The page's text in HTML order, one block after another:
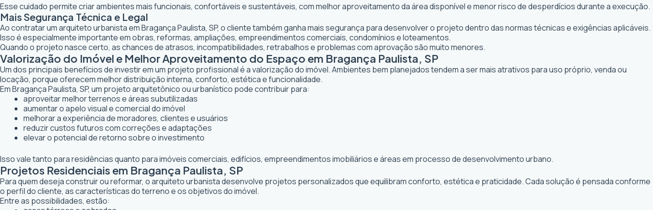
Esse cuidado permite criar ambientes mais funcionais, confortáveis e sustentáveis, com melhor aproveitamento da área disponível e menor risco de desperdícios durante a execução.
Mais Segurança Técnica e Legal
Ao contratar um arquiteto urbanista em Bragança Paulista, SP, o cliente também ganha mais segurança para desenvolver o projeto dentro das normas técnicas e exigências aplicáveis.
Isso é especialmente importante em obras, reformas, ampliações, empreendimentos comerciais, condomínios e loteamentos.
Quando o projeto nasce certo, as chances de atrasos, incompatibilidades, retrabalhos e problemas com aprovação são muito menores.
Valorização do Imóvel e Melhor Aproveitamento do Espaço em Bragança Paulista, SP
Um dos principais benefícios de investir em um projeto profissional é a valorização do imóvel. Ambientes bem planejados tendem a ser mais atrativos para uso próprio, venda ou
locação, porque oferecem melhor distribuição interna, conforto, estética e funcionalidade.
Em Bragança Paulista, SP, um projeto arquitetônico ou urbanístico pode contribuir para:
aproveitar melhor terrenos e áreas subutilizadas
aumentar o apelo visual e comercial do imóvel
melhorar a experiência de moradores, clientes e usuários
reduzir custos futuros com correções e adaptações
elevar o potencial de retorno sobre o investimento
Isso vale tanto para residências quanto para imóveis comerciais, edifícios, empreendimentos imobiliários e áreas em processo de desenvolvimento urbano.
Projetos Residenciais em Bragança Paulista, SP
Para quem deseja construir ou reformar, o arquiteto urbanista desenvolve projetos personalizados que equilibram conforto, estética e praticidade. Cada solução é pensada conforme
o perfil do cliente, as características do terreno e os objetivos do imóvel.
Entre as possibilidades, estão: